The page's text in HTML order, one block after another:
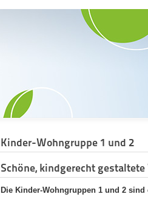
Kinder-Wohngruppe 1 und 2
Schöne, kindgerecht
Die Kinder-Wohngruppen 1 und 2